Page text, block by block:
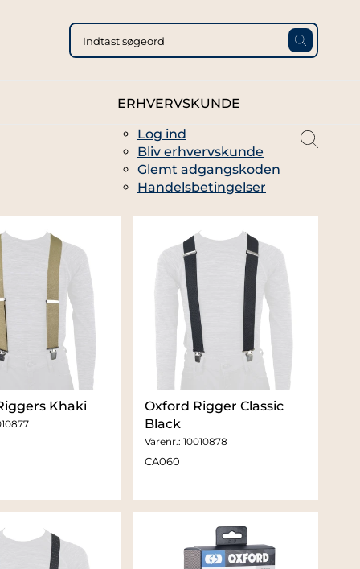
ERHVERVSKUNDE
Log ind
Bliv erhvervskunde
Glemt adgangskoden
Handelsbetingelser
Khaki
Oxford Rigger Classic
Black
Varenr.: 10010878
CA060